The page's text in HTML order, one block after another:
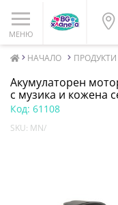
МЕНЮ
НАЧАЛО
Акумулаторен
с музика и кожена
Код: 61108
SKU: MN/